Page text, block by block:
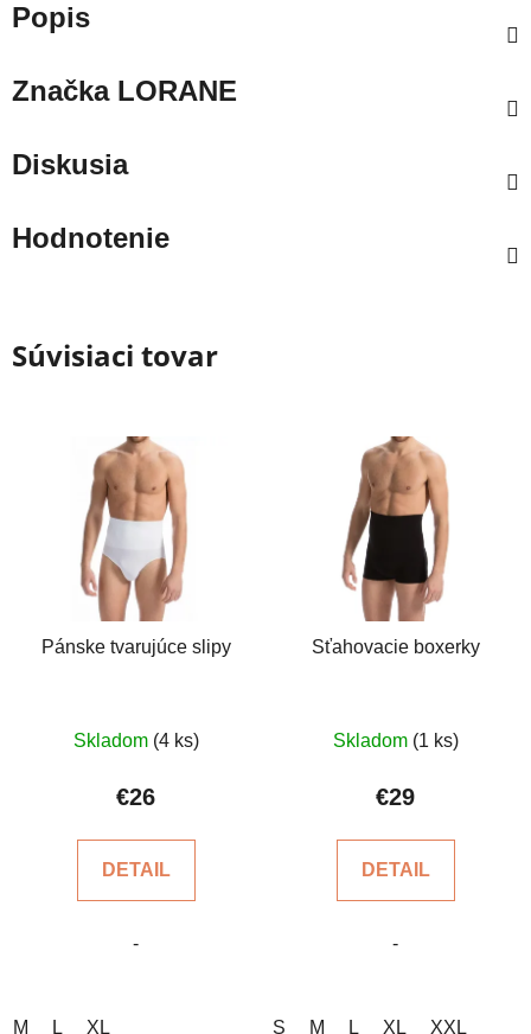
Popis
ZnačkaLORANE
Diskusia
Hodnotenie
Súvisiaci tovar
Pánske tvarujúce slipy
Skladom (4 ks)
€26
DETAIL
-
M L XL
Sťahovacie boxerky
hodnotenie
produktu
z
hviezdičiek.
Skladom (1 ks)
€29
DETAIL
-
S M L XL XXL